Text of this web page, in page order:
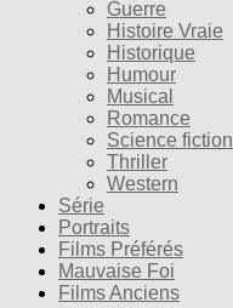
Guerre
Histoire Vraie
Historique
Humour
Musical
Romance
Science fiction
Thriller
Western
Série
Portraits
Films Préférés
Mauvaise Foi
Films Anciens